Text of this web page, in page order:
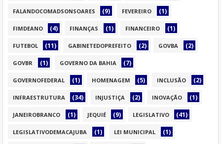
FALANDOCOMADSONSOARES (9) FEVEREIRO (1)
FIMDEANO (4) FINANÇAS (1) FINANCEIRO (1)
FUTEBOL (11) GABINETEDOPREFEITO (2) GOVBA (2)
GOVBR (1) GOVERNO DA BAHIA (7)
GOVERNOFEDERAL (1) HOMENAGEM (5) INCLUSÃO (2)
INFRAESTRUTURA (34) INJUSTIÇA (2) INOVAÇÃO (1)
JANEIROBRANCO (1) JEQUIÉ (9) LEGISLATIVO (41)
LEGISLATIVODEMACAJUBA (1) LEI MUNICIPAL (1)